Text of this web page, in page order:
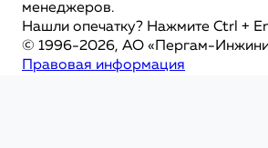
менеджеров.
Нашли опечатку? Нажмите Ctrl +
© 1996-2026, АО «Пергам-
Правовая информация